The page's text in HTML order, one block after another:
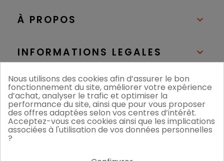
À PROPOS 
INFORMATIONS LEGALES 
NOS BOUTIQUES 
Nous utilisons des cookies afin d’assurer le bon
fonctionnement du site, améliorer votre expérience
d’achat, analyser le trafic et optimiser la
performance du site, ainsi que pour vous proposer
des offres adaptées selon vos centres d’intérêt.
Acceptez-vous ces cookies ainsi que les implications
associées à l'utilisation de vos données personnelles
?